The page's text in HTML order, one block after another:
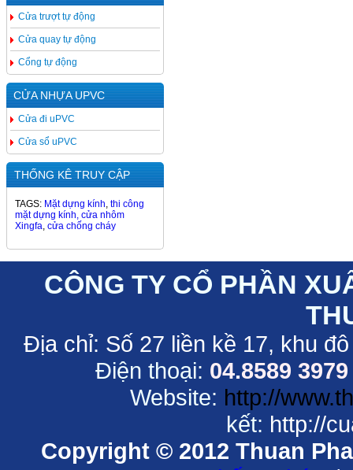
Cửa trượt tự động
Cửa quay tự động
Cổng tự động
CỬA NHỰA UPVC
Cửa đi uPVC
Cửa sổ uPVC
THỐNG KÊ TRUY CẬP
TAGS: Mặt dựng kính, thi công
mặt dựng kính, cửa nhôm
Xingfa, cửa chống cháy
CÔNG TY CỔ PHẦN
Địa chỉ: Số 27 liền kề 17, khu
Điện thoại: 04.8589 3979
Website: http://
kết: http://
Copyright © 2012 Thuan